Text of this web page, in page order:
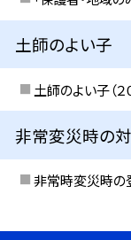
土師のよい子
土師のよい子（２
非常変災時の
非常時変災時の